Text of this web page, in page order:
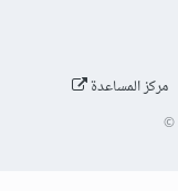
مركز المساعدة
©